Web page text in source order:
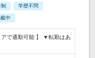
学歴不問
中
アで通勤可能 】 ▼転勤はあ